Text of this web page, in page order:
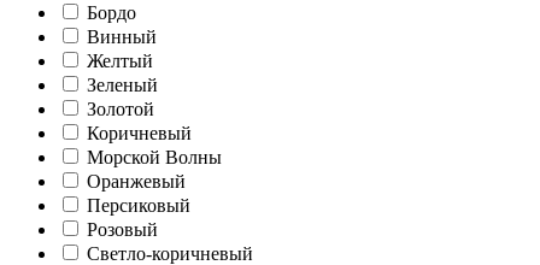
Бордо
Винный
Желтый
Зеленый
Золотой
Коричневый
Морской Волны
Оранжевый
Персиковый
Розовый
Светло-коричневый